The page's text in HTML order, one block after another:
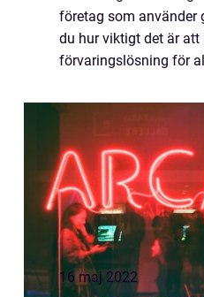
företag som använder
du hur viktigt det är att
förvaringslösning för
för ditt företag, så att
16 maj 2022